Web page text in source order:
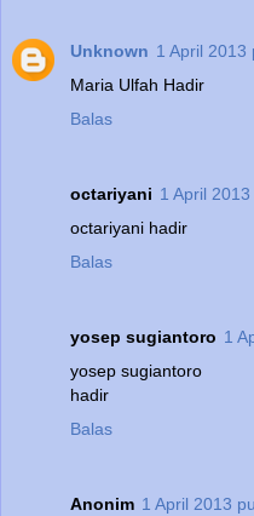
Unknown 1 April 2013
Maria Ulfah Hadir
Balas
octariyani 1 April
octariyani hadir
Balas
yosep sugiantoro 1
yosep sugiantoro
hadir
Balas
Anonim 1 April 2013